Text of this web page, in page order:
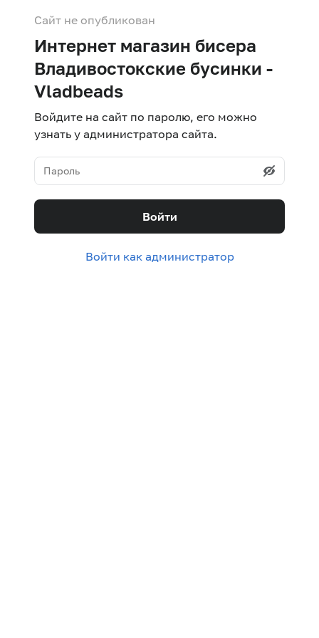
Сайт не опубликован
Интернет магазин бисера
Владивостокские бусинки -
Vladbeads
Войдите на сайт по паролю, его можно
узнать у администратора сайта.
Войти
Войти как администратор